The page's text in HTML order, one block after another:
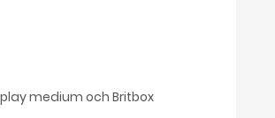
medium och Britbox